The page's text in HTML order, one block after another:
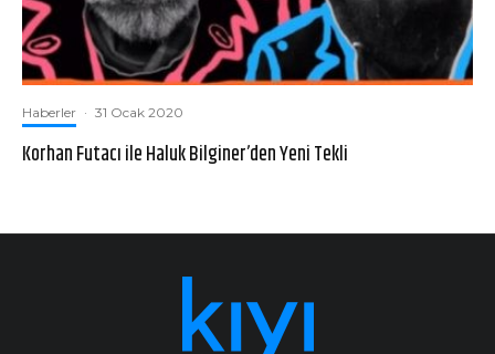
Haberler · 31 Ocak 2020
Korhan Futacı ile Haluk Bilginer’den Yeni Tekli